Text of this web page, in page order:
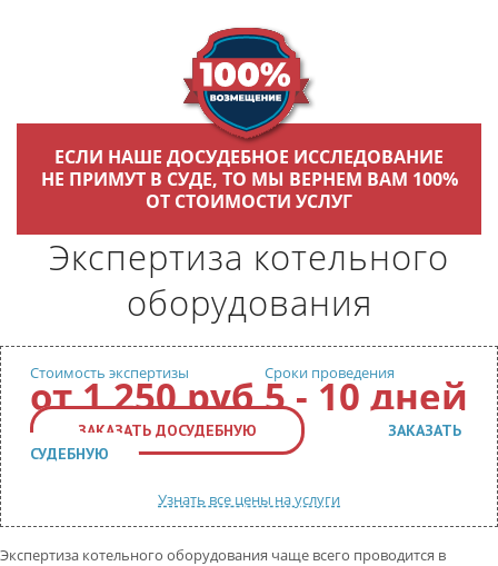
КОНТАКТЫ
Обратный звонок
ЕСЛИ НАШЕ ДОСУДЕБНОЕ ИССЛЕДОВАНИЕ
НЕ ПРИМУТ В СУДЕ, ТО МЫ ВЕРНЕМ ВАМ 100%
ОТ СТОИМОСТИ УСЛУГ
Экспертиза котельного
оборудования
Стоимость экспертизы
от1 250 руб Сроки проведения
5 - 10 дней
ЗАКАЗАТЬ ДОСУДЕБНУЮ
ЗАКАЗАТЬ
СУДЕБНУЮ
Узнать все цены на услуги
Экспертиза котельного оборудования чаще всего проводится в